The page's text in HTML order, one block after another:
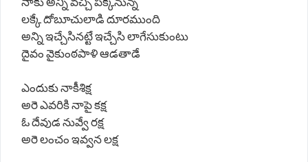
లక్కే దోబూచులాడి దూరముంది
అన్ని ఇచ్చేసినట్టే ఇచ్చేసి లాగేసుకుంటు
దైవం వైకుంఠపాళి ఆడతాడే
ఎందుకు నాకీశిక్ష
అరె ఎవరికి నాపై కక్ష
ఓ దేవుడ నువ్వే రక్ష
అరె లంచం ఇవ్వన లక్ష